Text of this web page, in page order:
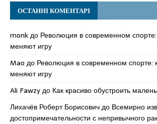
ОСТАННІ КОМЕНТАРІ
monkдо Революция в современном спорте:
меняют игру
Mao до Революция в современном спорте:
меняют игру
Ali Fawzyдо Как красиво обустроить
Лихачёв Роберт Борисовичдо Всемирно
достопримечательности с непривычного